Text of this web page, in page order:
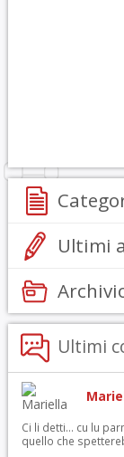
Ultimi
Ultimi
Ci li detti… cu lu
quello che